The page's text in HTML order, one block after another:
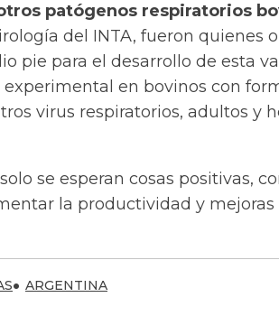
patógenos respiratorios
del INTA, fueron quienes
pie para el desarrollo de esta
en bovinos con
virus respiratorios, adultos y
se esperan cosas positivas,
la productividad y mejoras
ARGENTINA